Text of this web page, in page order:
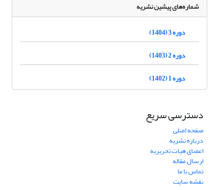
شماره‌های پیشین نشریه
دوره 3 (1404)
دوره 2 (1403)
دوره 1 (1402)
دسترسی سریع
صفحه اصلی
درباره نشریه
اعضای هیات تحریریه
ارسال مقاله
تماس با ما
نقشه سایت